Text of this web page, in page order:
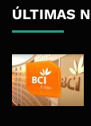
ÚLTIMAS